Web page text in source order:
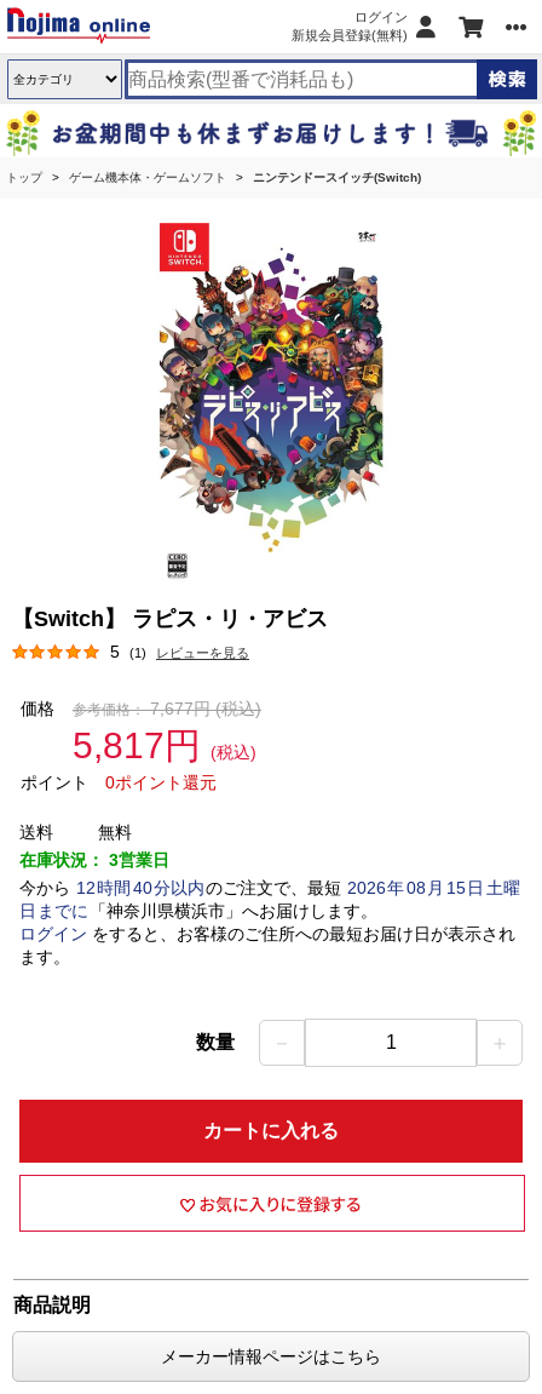
ログイン
新規会員登録(無料)
トップ ゲーム機本体・ゲームソフト ニンテンドースイッチ(Switch)
【Switch】 ラピス・リ・アビス
5 (1) レビューを見る
価格 参考価格： 7,677円(税込)
5,817円
(税込)
ポイント
0ポイント還元
送料
無料
在庫状況： 3営業日
今から 12時間 40分以内のご注文で、最短 2026年08 月 15日土曜
日 までに 「神奈川県横浜市」 へお届けします。
ログイン をすると、お客様のご住所への最短お届け日が表示され
ます。
数量 － 1 ＋
カートに入れる
商品説明
メーカー情報ページはこちら